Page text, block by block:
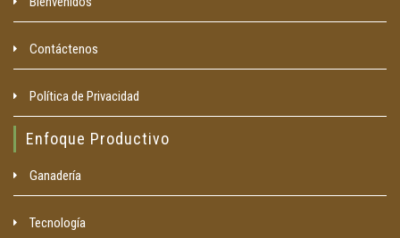
Contáctenos
Política de Privacidad
Enfoque Productivo
Ganadería
Tecnología